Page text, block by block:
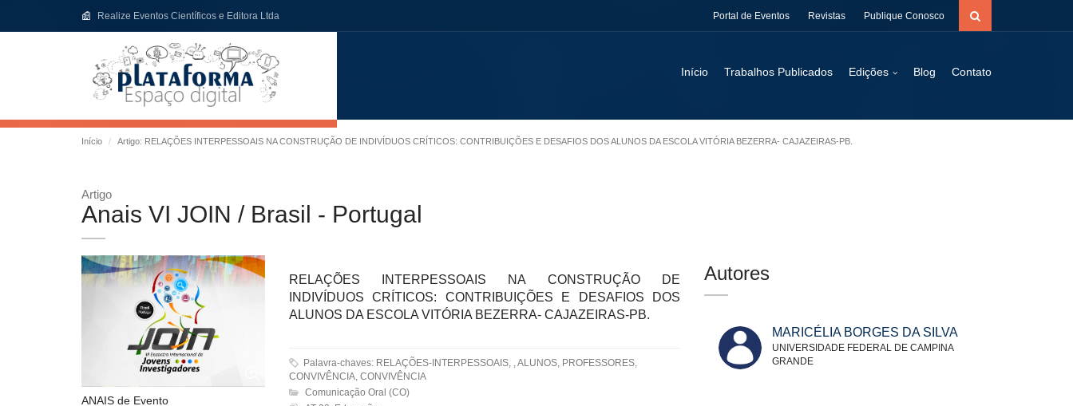
Realize Eventos Científicos e Editora Ltda Portal de Eventos Revistas Publique Conosco
Início Trabalhos Publicados Edições Blog Contato
Início Artigo: RELAÇÕES INTERPESSOAIS NA CONSTRUÇÃO DE INDIVÍDUOS CRÍTICOS: CONTRIBUIÇÕES E DESAFIOS DOS ALUNOS DA ESCOLA VITÓRIA BEZERRA- CAJAZEIRAS-PB.
Artigo
Anais VI JOIN / Brasil - Portugal
ANAIS de Evento
RELAÇÕES INTERPESSOAIS NA CONSTRUÇÃO DE
INDIVÍDUOS CRÍTICOS: CONTRIBUIÇÕES E DESAFIOS DOS
ALUNOS DA ESCOLA VITÓRIA BEZERRA- CAJAZEIRAS-PB.
Palavra-chaves: RELAÇÕES-INTERPESSOAIS, , ALUNOS, PROFESSORES,
CONVIVÊNCIA, CONVIVÊNCIA
Comunicação Oral (CO)
Autores
MARICÉLIA BORGES DA SILVA
UNIVERSIDADE FEDERAL DE CAMPINA
GRANDE